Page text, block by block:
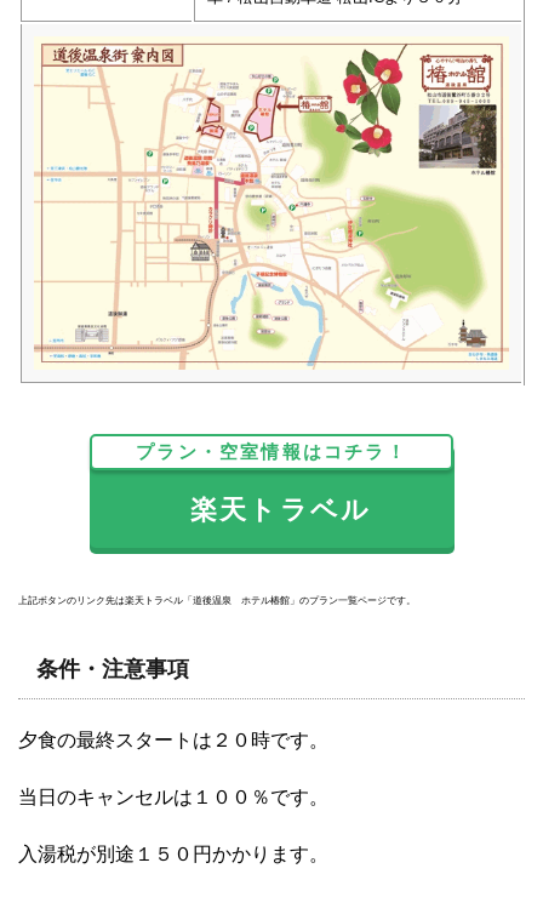
プラン・空室情報はコチラ！
楽天トラベル
上記ボタンのリンク先は楽天トラベル「道後温泉 ホテル椿館」のプラン一覧ページです。
条件・注意事項
夕食の最終スタートは２０時です。
当日のキャンセルは１００％です。
入湯税が別途１５０円かかります。